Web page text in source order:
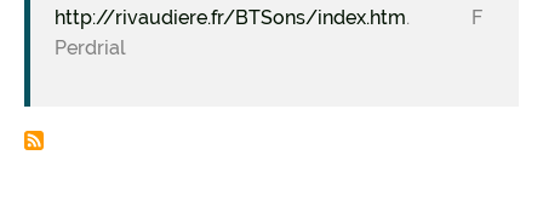
http://rivaudiere.fr/BTSons/index.htm. F
Perdrial